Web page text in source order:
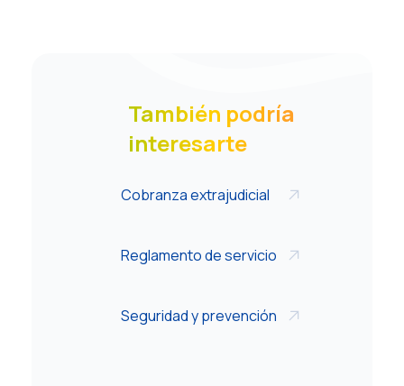
También podría
interesarte
Cobranza extrajudicial
Reglamento de servicio
Seguridad y prevención